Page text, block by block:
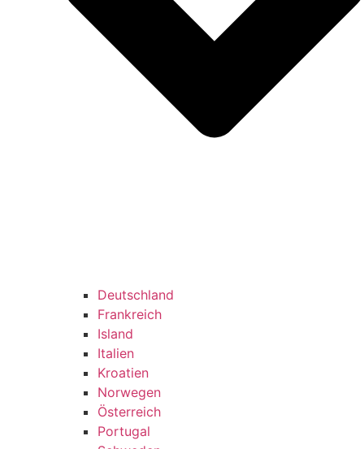
Deutschland
Frankreich
Island
Italien
Kroatien
Norwegen
Österreich
Portugal